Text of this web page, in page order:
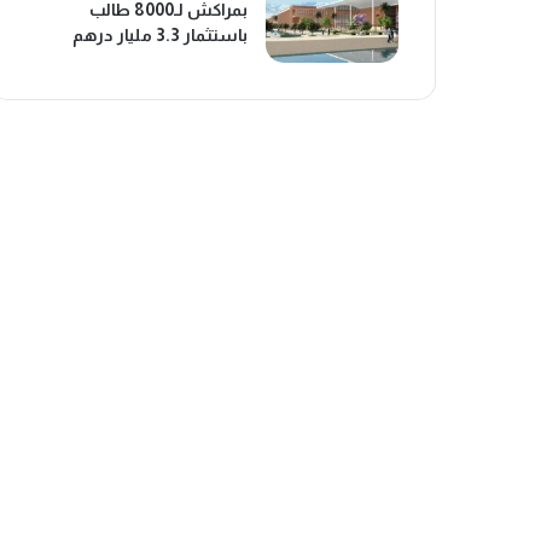
بمراكش لـ8000 طالب
باستثمار 3.3 مليار درهم